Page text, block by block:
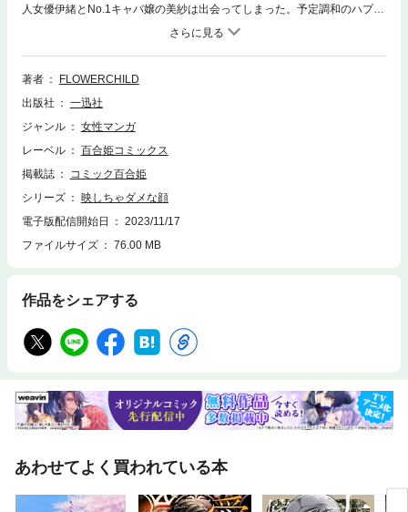
人女優伊緒とNo.1キャバ嬢の美紗は出会ってしまった。予定調和のハプニ
ングが起きる、女だけのワンナイトを楽しむ店で自分自身も知らなかった
性癖を暴かれた伊緒。美紗が働く店の前でひらすら待ち続けたり、「命令
してほしい」と頼んだり、二人の関係性はどんどん歪な方向へ――…。
著者
FLOWERCHILD
出版社
一迅社
ジャンル
女性マンガ
レーベル
百合姫コミックス
掲載誌
コミック百合姫
シリーズ
映しちゃダメな顔
電子版配信開始日
2023/11/17
ファイルサイズ
76.00 MB
作品をシェアする
あわせてよく買われている本